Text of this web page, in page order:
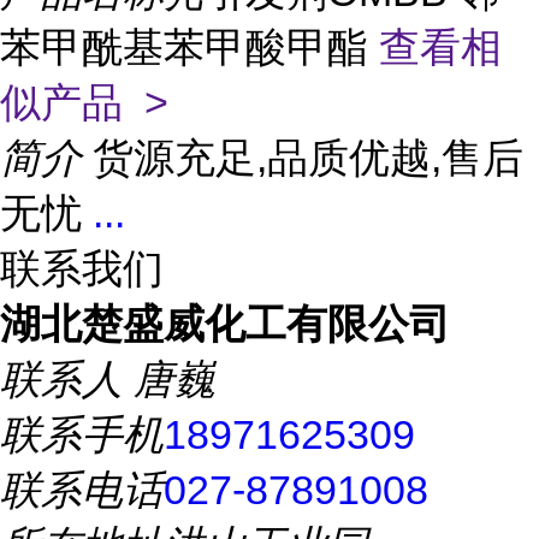
苯甲酰基苯甲酸甲酯 查看相
似产品 >
简介 货源充足,品质优越,售后
无忧 ...
联系我们
湖北楚盛威化工有限公司
联系人 唐巍
联系手机18971625309
联系电话027-87891008